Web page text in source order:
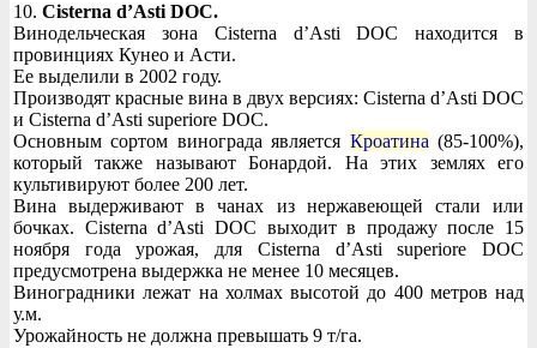
10. Cisterna d’Asti DOC.
Винодельческая зона Cisterna d’Asti DOC находится в
провинциях Кунео и Асти.
Ее выделили в 2002 году.
Производят красные вина в двух версиях: Cisterna d’Asti DOC
и Cisterna d’Asti superiore DOC.
Основным сортом винограда является Кроатина (85-100%),
который также называют Бонардой. На этих землях его
культивируют более 200 лет.
Вина выдерживают в чанах из нержавеющей стали или
бочках. Cisterna d’Asti DOC выходит в продажу после 15
ноября года урожая, для Cisterna d’Asti superiore DOC
предусмотрена выдержка не менее 10 месяцев.
Виноградники лежат на холмах высотой до 400 метров над
у.м.
Урожайность не должна превышать 9 т/га.